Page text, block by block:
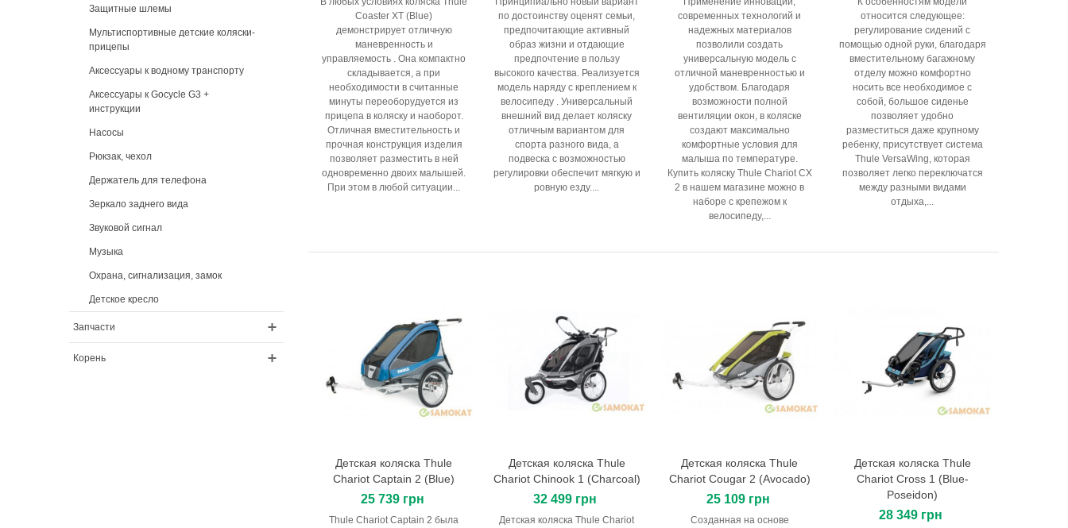
Защитные шлемы
Мультиспортивные детские коляски-
прицепы
Аксессуары к водному транспорту
Аксессуары к Gocycle G3 +
инструкции
Насосы
Рюкзак, чехол
Держатель для телефона
Зеркало заднего вида
Звуковой сигнал
Музыка
Охрана, сигнализация, замок
Детское кресло
Запчасти
Корень
Coaster XT (Blue)
демонстрирует отличную
маневренность и
управляемость . Она компактно
складывается, а при
необходимости в считанные
минуты переоборудуется из
прицепа в коляску и наоборот.
Отличная вместительность и
прочная конструкция изделия
позволяет разместить в ней
одновременно двоих малышей.
При этом в любой ситуации...
по достоинству оценят семьи,
предпочитающие активный
образ жизни и отдающие
предпочтение в пользу
высокого качества. Реализуется
модель наряду с креплением к
велосипеду . Универсальный
внешний вид делает коляску
отличным вариантом для
спорта разного вида, а
подвеска с возможностью
регулировки обеспечит мягкую и
ровную езду....
современных технологий и
надежных материалов
позволили создать
универсальную модель с
отличной маневренностью и
удобством. Благодаря
возможности полной
вентиляции окон, в коляске
создают максимально
комфортные условия для
малыша по температуре.
Купить коляску Thule Chariot CX
2 в нашем магазине можно в
наборе с крепежом к
велосипеду,...
относится следующее:
регулирование сидений с
помощью одной руки, благодаря
вместительному багажному
отделу можно комфортно
носить все необходимое с
собой, большое сиденье
позволяет удобно
разместиться даже крупному
ребенку, присутствует система
Thule VersaWing, которая
позволяет легко переключатся
между разными видами
отдыха,...
В корзину
Детская коляска Thule
Chariot Captain 2 (Blue)
25 739 грн
Thule Chariot Captain 2 была
В корзину
Детская коляска Thule
Chariot Chinook 1 (Charcoal)
32 499 грн
Детская коляска Thule Chariot
В корзину
Детская коляска Thule
Chariot Cougar 2 (Avocado)
25 109 грн
Созданная на основе
В корзину
Детская коляска Thule
Chariot Cross 1 (Blue-
Poseidon)
28 349 грн